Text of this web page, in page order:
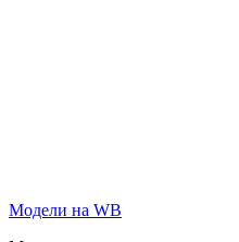
Модели на WB